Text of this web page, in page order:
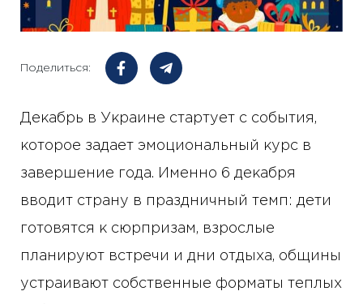
Поделиться:
Декабрь в Украине стартует с события,
которое задает эмоциональный курс в
завершение года. Именно 6 декабря
вводит страну в праздничный темп: дети
готовятся к сюрпризам, взрослые
планируют встречи и дни отдыха, общины
устраивают собственные форматы теплых